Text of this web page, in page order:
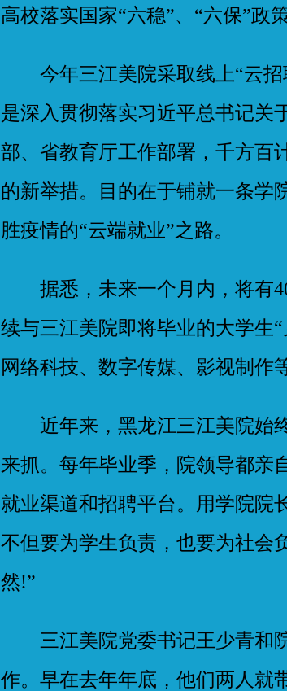
高校落实国家“六稳”、“六保”政
今年三江美院采取线上“云招
是深入贯彻落实习近平总书记关
部、省教育厅工作部署，千方百
的新举措。目的在于铺就一条学
胜疫情的“云端就业”之路。
据悉，未来一个月内，将有
续与三江美院即将毕业的大学生
网络科技、数字传媒、影视制作
近年来，黑龙江三江美院始
来抓。每年毕业季，院领导都亲
就业渠道和招聘平台。用学院院
不但要为学生负责，也要为社会
然!”
三江美院党委书记王少青和
作。早在去年年底，他们两人就